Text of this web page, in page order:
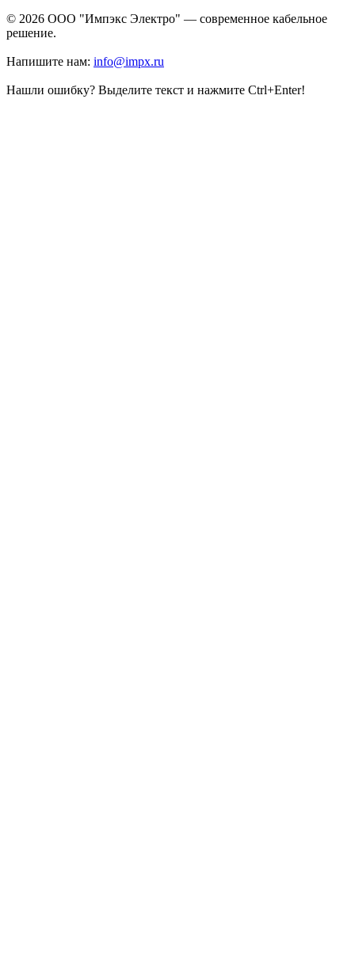
© 2026 ООО "Импэкс Электро" — современное кабельное
решение.
Напишите нам: info@impx.ru
Нашли ошибку? Выделите текст и нажмите Ctrl+Enter!